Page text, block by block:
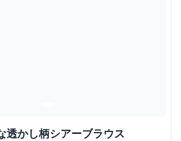
透かし柄シアーブラウス